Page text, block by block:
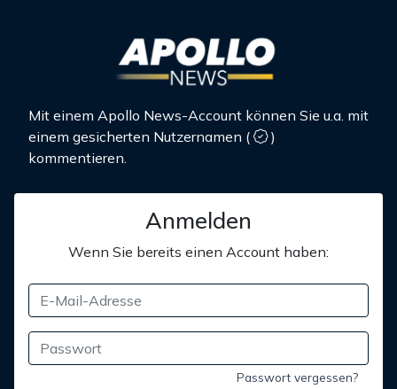
Mit einem Apollo News-Account können Sie u.a. mit
einem gesicherten Nutzernamen (
)
kommentieren.
Anmelden
Wenn Sie bereits einen Account haben:
Passwort vergessen?